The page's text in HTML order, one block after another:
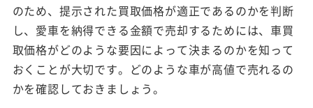
のため、提示された買取価格が適正であるのかを判断
し、愛車を納得できる金額で売却するためには、車買
取価格がどのような要因によって決まるのかを知って
おくことが大切です。どのような車が高値で売れるの
かを確認しておきましょう。